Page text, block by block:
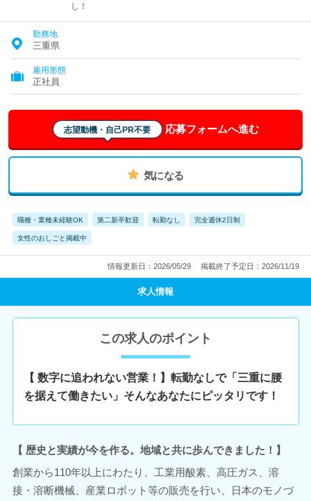
し！
勤務地
三重県
雇用形態
正社員
志望動機・自己PR不要 応募フォームへ進む
気になる
職種・業種未経験OK 第二新卒歓迎 転勤なし 完全週休2日制
女性のおしごと掲載中
情報更新日：2026/05/29 掲載終了予定日：2026/11/19
求人情報
この求人のポイント
【 数字に追われない営業！】転勤なしで「三重に腰
を据えて働きたい」そんなあなたにピッタリです！
【 歴史と実績が今を作る。地域と共に歩んできました！】
創業から110年以上にわたり、工業用酸素、高圧ガス、溶
接・溶断機械、産業ロボット等の販売を行い、日本のモノづ